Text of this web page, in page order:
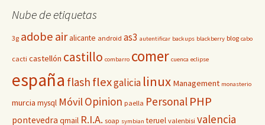
Nube de etiquetas
3g adobe airalicante android as3 autentificar backups blackberry blog cabo
cacti castellón castillo combarro comer cuenca eclipse
españa flash flexgalicia linux Management monasterio
murcia mysql MóvilOpinion paella Personal PHP
pontevedra qmail R.I.A. soap symbian teruel valenbisi valencia